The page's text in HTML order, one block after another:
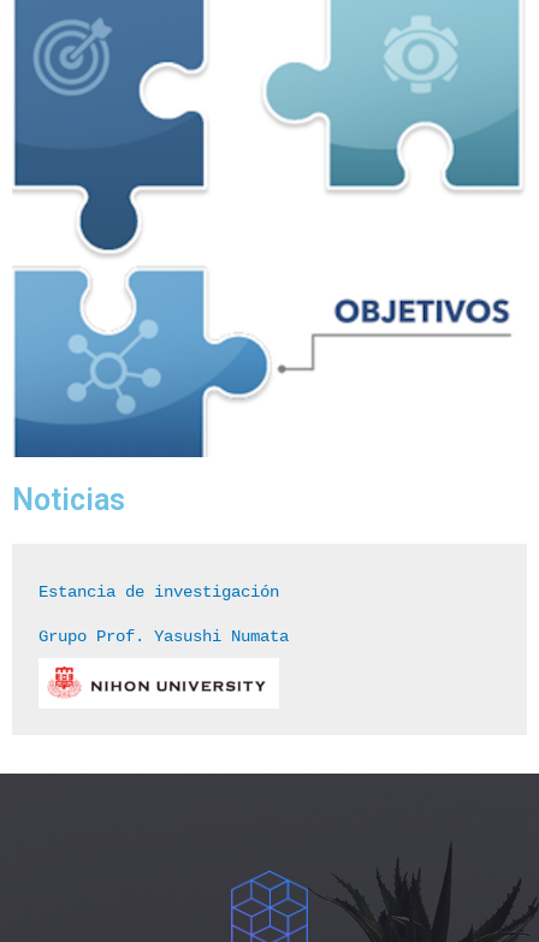
Noticias
Estancia de investigación
Grupo Prof. Yasushi Numata